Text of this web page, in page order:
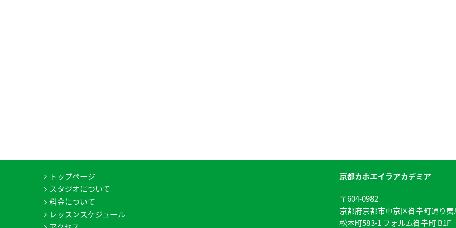
トップページ
スタジオについて
料金について
レッスンスケジュール
京都カポエイラアカデミア
〒604-0982
京都府京都市中京区御幸町通り
松本町583-1 フォルム御幸町 B1F